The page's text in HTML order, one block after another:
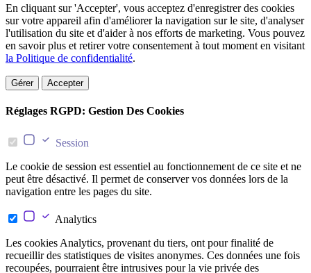
En cliquant sur 'Accepter', vous acceptez d'enregistrer des cookies
sur votre appareil afin d'améliorer la navigation sur le site, d'analyser
l'utilisation du site et d'aider à nos efforts de marketing. Vous pouvez
en savoir plus et retirer votre consentement à tout moment en visitant
la Politique de confidentialité.
Gérer Accepter
Réglages RGPD: Gestion Des Cookies
Session
Le cookie de session est essentiel au fonctionnement de ce site et ne
peut être désactivé. Il permet de conserver vos données lors de la
navigation entre les pages du site.
Analytics
Les cookies Analytics, provenant du tiers, ont pour finalité de
recueillir des statistiques de visites anonymes. Ces données une fois
recoupées, pourraient être intrusives pour la vie privée des